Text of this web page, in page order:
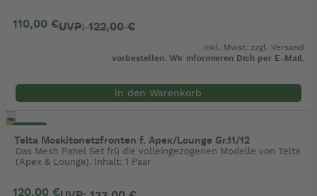
110,00 €UVP: 122,00 €
inkl. Mwst. zzgl.Versand
vorbestellen. Wir informieren Dich per E-Mail.
in den Warenkorb
Telta Moskitonetzfronten f. Apex/Lounge Gr.11/12
Das Mesh Panel Set frü die volleingezogenen Modelle von Telta
(Apex & Lounge). Inhalt: 1 Paar
120,00 €